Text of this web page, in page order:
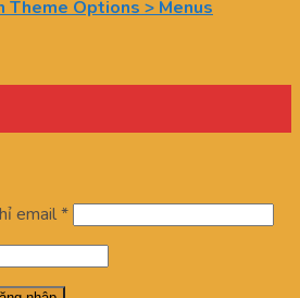
Theme Options > Menus
email*